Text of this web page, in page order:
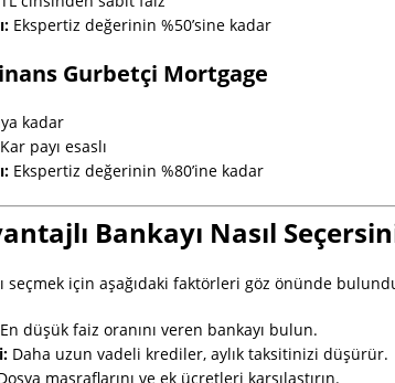
Ekspertiz değerinin %50’sine kadar
Gurbetçi Mortgage
kadar
Kar payı esaslı
Ekspertiz değerinin %80’ine kadar
Bankayı Nasıl
seçmek için aşağıdaki faktörleri göz önünde
En düşük faiz oranını veren bankayı bulun.
Daha uzun vadeli krediler, aylık taksitinizi düşürür.
masraflarını ve ek ücretleri karşılaştırın.